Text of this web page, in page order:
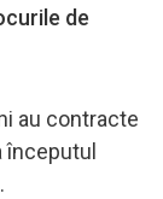
de
au contracte
începutul